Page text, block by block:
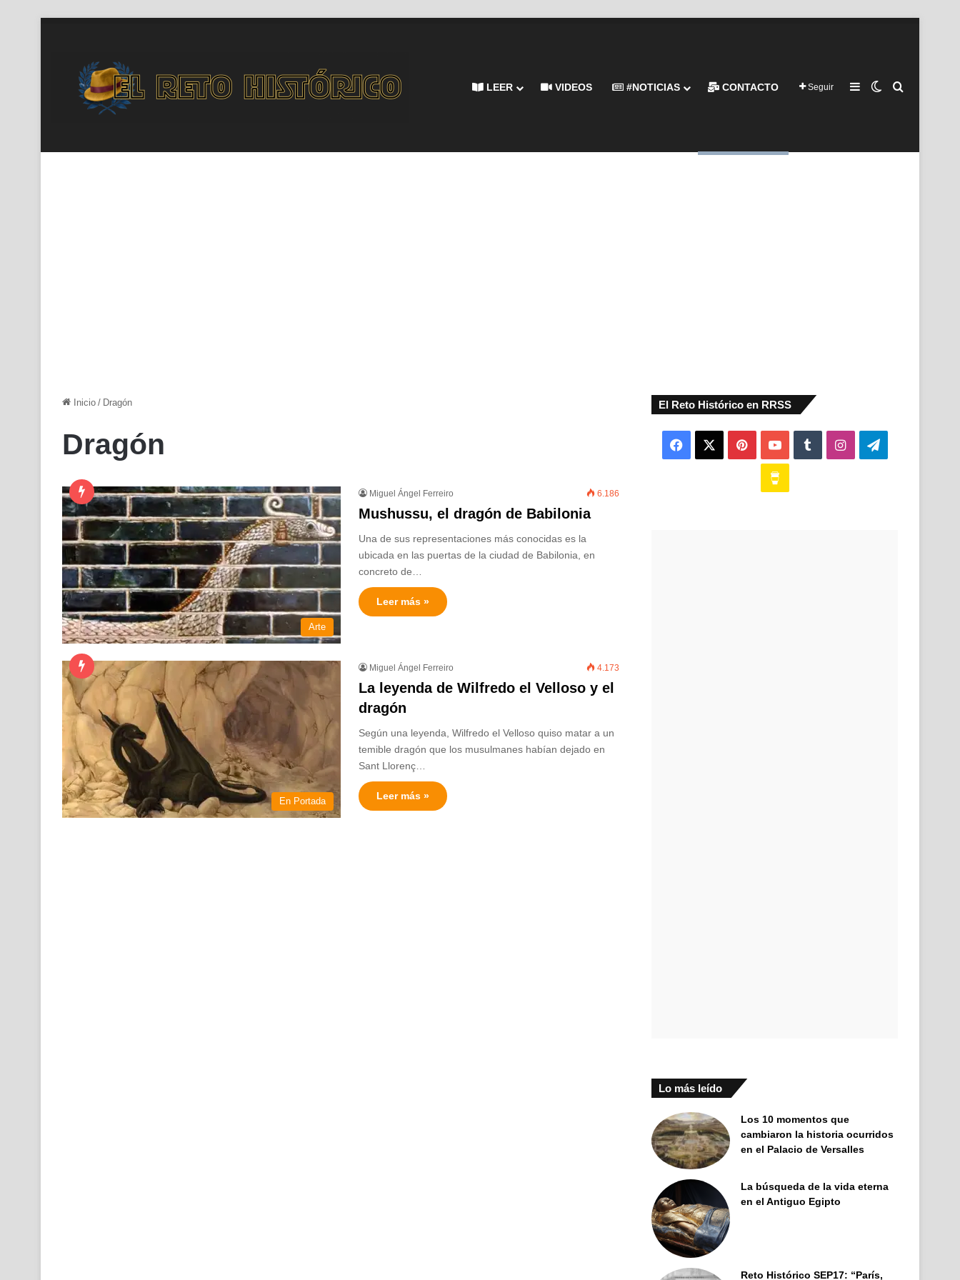
LEER VIDEOS #NOTICIAS CONTACTO Seguir Barra lateral
Switch skin
Inicio / Dragón
Dragón
Arte
Miguel Ángel Ferreiro 6.186
Mushussu, el dragón de Babilonia
Una de sus representaciones más conocidas es la
ubicada en las puertas de la ciudad de Babilonia, en
concreto de…
Leer más »
En Portada
Miguel Ángel Ferreiro 4.173
La leyenda de Wilfredo el Velloso y el
dragón
Según una leyenda, Wilfredo el Velloso quiso matar a un
temible dragón que los musulmanes habían dejado en
Sant Llorenç…
Leer más »
El Reto Histórico en RRSS
Facebook PinterestYouTubeTumblrInstagramTelegram
Lo más leído
Los 10 momentos que
cambiaron la historia ocurridos
en el Palacio de Versalles
La búsqueda de la vida eterna
en el Antiguo Egipto
Reto Histórico SEP17: “París,